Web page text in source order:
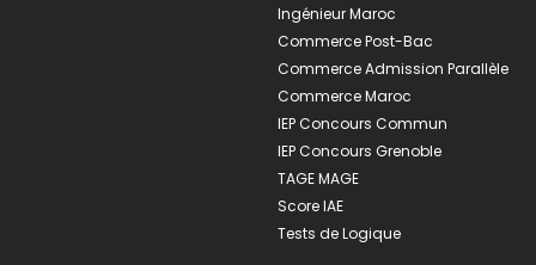
Ingénieur Maroc
Commerce Post-Bac
Commerce Admission Parallèle
Commerce Maroc
IEP Concours Commun
IEP Concours Grenoble
TAGE MAGE
Score IAE
Tests de Logique